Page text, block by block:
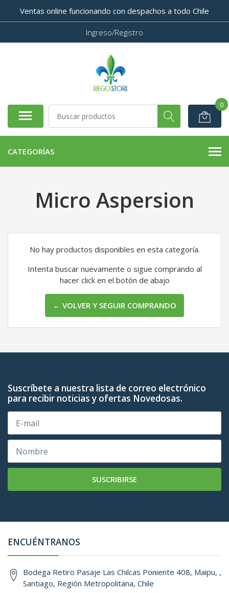
Ventas online funcionando con despachos a todo Chile
Ingreso/Registro
0
CATEGORÍAS
Micro Aspersion
No hay productos disponibles en esta categoría.
Intenta buscar nuevamente o sigue comprando al
hacer click en el botón de abajo
← VOLVER Y SEGUIR COMPRANDO
Suscríbete a nuestra lista de correo electrónico
para recibir noticias y ofertas Novedosas.
SUSCRIBIRSE
ENCUÉNTRANOS
Bodega Retiro Pasaje Las Chilcas Poniente 408, Maipu, ,
Santiago, Región Metropolitana, Chile